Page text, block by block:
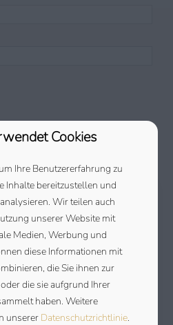
und
FÜR 2027
bevorzugten
Ihre Wunschunterkunft für
Formular können Sie
vornehmen.
Cookies
Ihre Benutzererfahrung zu
Inhalte bereitzustellen und
Wir teilen auch
unserer Website mit
Medien, Werbung und
diese Informationen mit
die Sie ihnen zur
die sie aufgrund Ihrer
haben. Weitere
unserer Datenschutzrichtlinie.